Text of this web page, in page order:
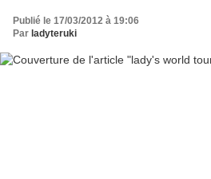
Publié le 17/03/2012 à 19:06
Par ladyteruki